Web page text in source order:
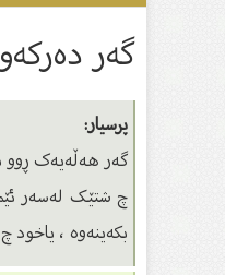
گەر
پرسیار:
گەر هەڵەیەک ڕوو
چ شتێک لەسەر
بکەینەوە ، یاخود